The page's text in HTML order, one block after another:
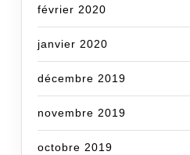
février 2020
janvier 2020
décembre 2019
novembre 2019
octobre 2019